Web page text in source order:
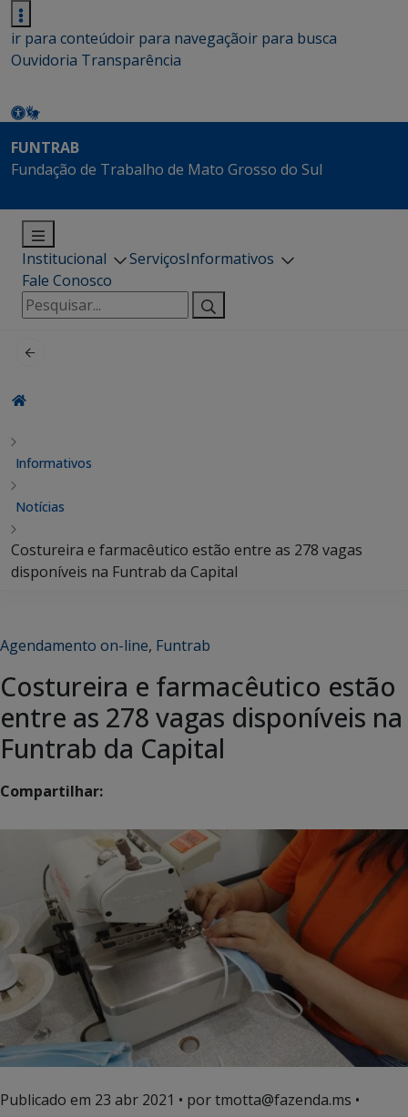
ir para conteúdoir para navegaçãoir para busca
Ouvidoria Transparência
FUNTRAB
Fundação de Trabalho de Mato Grosso do Sul
Institucional ServiçosInformativos
Fale Conosco
Pesquisar
por:
Informativos
Notícias
Costureira e farmacêutico estão entre as 278 vagas
disponíveis na Funtrab da Capital
Agendamento on-line, Funtrab
Costureira e farmacêutico estão
entre as 278 vagas disponíveis na
Funtrab da Capital
Compartilhar:
Publicado em 23 abr 2021 • por tmotta@fazenda.ms •